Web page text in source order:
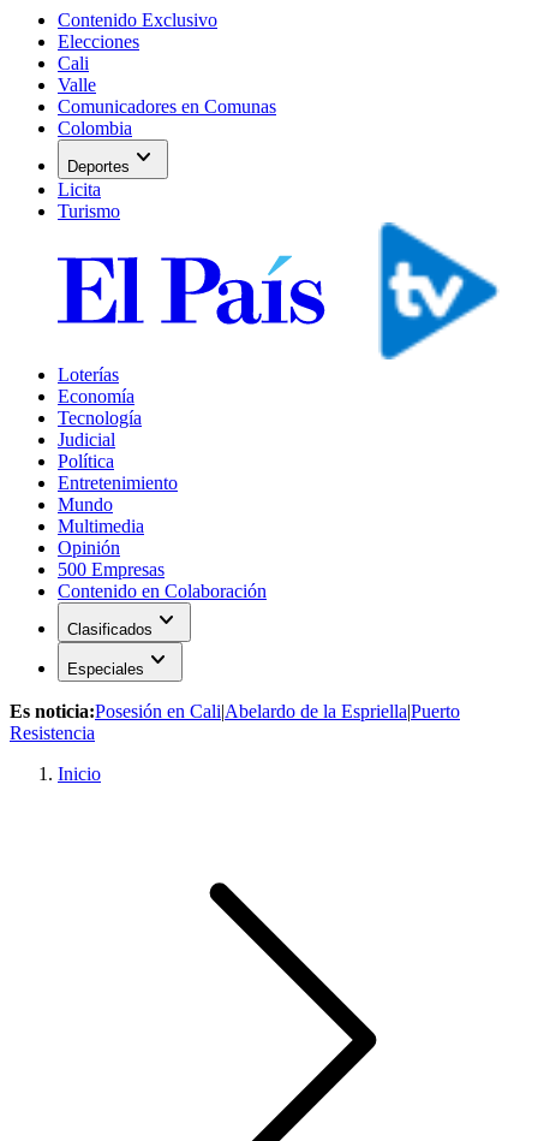
Contenido Exclusivo
Elecciones
Cali
Valle
Comunicadores en Comunas
Colombia
Deportes expand_more
Licita
Turismo
Loterías
Economía
Tecnología
Judicial
Política
Entretenimiento
Mundo
Multimedia
Opinión
500 Empresas
Contenido en Colaboración
Clasificados expand_more
Especiales expand_more
Es noticia:Posesión en Cali|Abelardo de la Espriella|Puerto
Resistencia
Inicio